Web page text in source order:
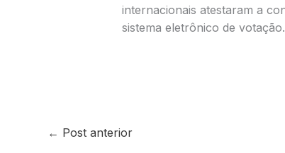
internacionais atestaram a
sistema eletrônico de votação.
← Post anterior